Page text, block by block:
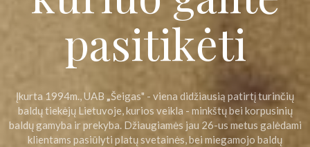
pasitikėti
Įkurta 1994m., UAB „Šeigas" - viena didžiausią patirtį turinčių
baldų tiekėjų Lietuvoje, kurios veikla - minkštų bei korpusinių
baldų gamyba ir prekyba. Džiaugiamės jau 26-us metus galėdami
klientams pasiūlyti platų svetainės, bei miegamojo baldų